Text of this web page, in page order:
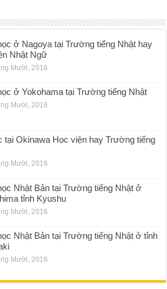
ở Nagoya tại Trường tiếng Nhật hay
Nhật Ngữ
Mười, 2016
ở Yokohama tại Trường tiếng Nhật
Mười, 2016
tại Okinawa Học viện hay Trường tiếng
Mười, 2016
Nhật Bản tại Trường tiếng Nhật ở
tỉnh Kyushu
Mười, 2016
Nhật Bản tại Trường tiếng Nhật ở tỉnh
Mười, 2016